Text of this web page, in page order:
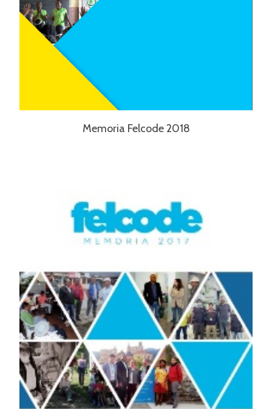
Memoria Felcode 2018